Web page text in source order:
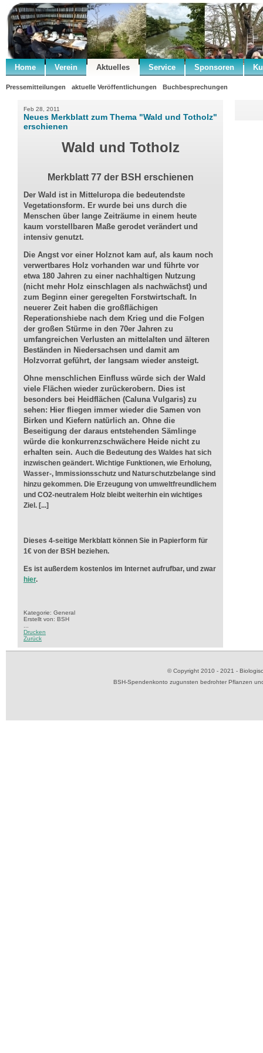
Home Verein Aktuelles Service Sponsoren
Pressemitteilungen aktuelle Veröffentlichungen Buchbesprechungen
Feb 28, 2011
Neues Merkblatt zum Thema "Wald und Totholz"
erschienen
Wald und Totholz
Merkblatt 77 der BSH erschienen
Der Wald ist in Mitteluropa die bedeutendste
Vegetationsform. Er wurde bei uns durch die
Menschen über lange Zeiträume in einem heute
kaum vorstellbaren Maße gerodet verändert und
intensiv genutzt.
Die Angst vor einer Holznot kam auf, als kaum noch
verwertbares Holz vorhanden war und führte vor
etwa 180 Jahren zu einer nachhaltigen Nutzung
(nicht mehr Holz einschlagen als nachwächst) und
zum Beginn einer geregelten Forstwirtschaft. In
neuerer Zeit haben die großflächigen
Reperationshiebe nach dem Krieg und die Folgen
der großen Stürme in den 70er Jahren zu
umfangreichen Verlusten an mittelalten und älteren
Beständen in Niedersachsen und damit am
Holzvorrat geführt, der langsam wieder ansteigt.
Ohne menschlichen Einfluss würde sich der Wald
viele Flächen wieder zurückerobern. Dies ist
besonders bei Heidflächen (Caluna Vulgaris) zu
sehen: Hier fliegen immer wieder die Samen von
Birken und Kiefern natürlich an. Ohne die
Beseitigung der daraus entstehenden Sämlinge
würde die konkurrenzschwächere Heide nicht zu
erhalten sein. Auch die Bedeutung des Waldes hat sich
inzwischen geändert. Wichtige Funktionen, wie Erholung,
Wasser-, Immissionsschutz und Naturschutzbelange sind
hinzu gekommen. Die Erzeugung von umweltfreundlichem
und CO2-neutralem Holz bleibt weiterhin ein wichtiges
Ziel. [...]
Dieses 4-seitige Merkblatt können Sie in Papierform für
1€ von der BSH beziehen.
Es ist außerdem kostenlos im Internet aufrufbar, und zwar
hier.
Kategorie: General
Erstellt von: BSH
Drucken
Zurück
© Copyright 2010 - 2021 -
BSH-Spendenkonto zugunsten bedrohter Pflanzen